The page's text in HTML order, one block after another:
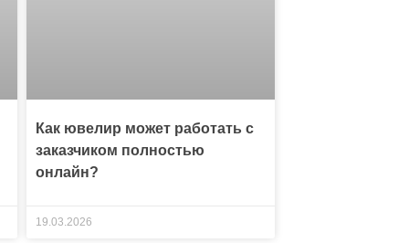
Как ювелир может работать с
заказчиком полностью
онлайн?
19.03.2026